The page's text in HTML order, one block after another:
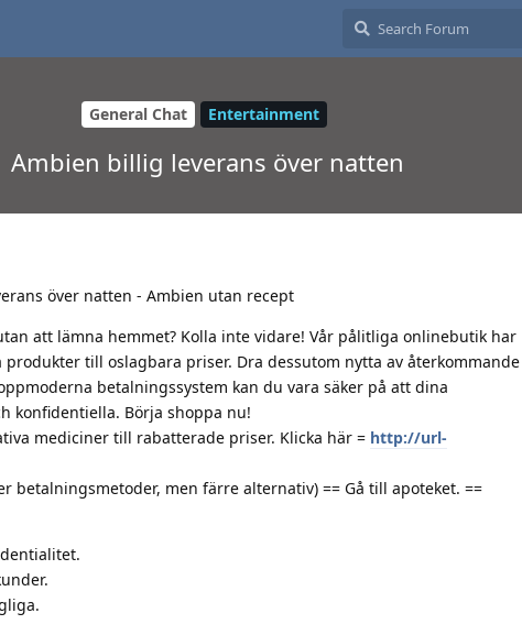
General Chat Entertainment
Ambien billig leverans över natten
över natten - Ambien utan recept
att lämna hemmet? Kolla inte vidare! Vår pålitliga onlinebutik har
till oslagbara priser. Dra dessutom nytta av återkommande
betalningssystem kan du vara säker på att dina
konfidentiella. Börja shoppa nu!
mediciner till rabatterade priser. Klicka här = http://url-
betalningsmetoder, men färre alternativ) == Gå till apoteket. ==